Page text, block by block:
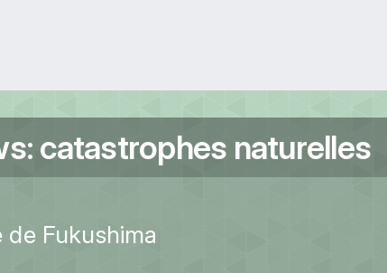
catastrophes naturelles
Fukushima